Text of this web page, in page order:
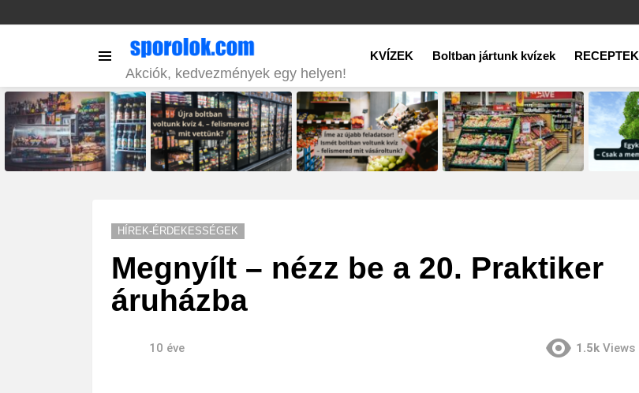
Akciók, kedvezmények egy helyen!
KVÍZEK Boltban jártunk kvízek RECEPTEK
STORIES
HÍREK-ÉRDEKESSÉGEK
Megnyílt – nézz be a 20. Praktiker
áruházba
10 éve 1.5k Views